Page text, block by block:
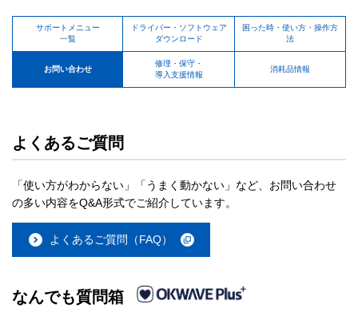
サポートメニュー
一覧
ドライバー・ソフトウェア
ダウンロード
困った時・使い方・操作方
法
お問い合わせ
修理・保守・
導入支援情報
消耗品情報
よくあるご質問
「使い方がわからない」「うまく動かない」など、お問い合わせ
の多い内容をQ&A形式でご紹介しています。
よくあるご質問（FAQ）
なんでも質問箱